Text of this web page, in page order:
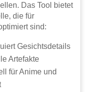
Das Tool bietet
die für
sind:
Gesichtsdetails
Artefakte
für Anime und